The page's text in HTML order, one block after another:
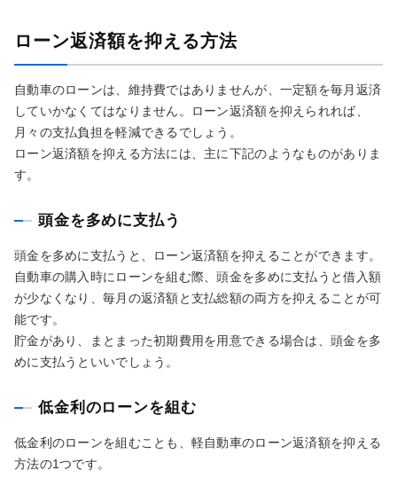
ローン返済額を抑える方法
自動車のローンは、維持費ではありませんが、一定額を毎月返済
していかなくてはなりません。ローン返済額を抑えられれば、
月々の支払負担を軽減できるでしょう。
ローン返済額を抑える方法には、主に下記のようなものがありま
す。
頭金を多めに支払う
頭金を多めに支払うと、ローン返済額を抑えることができます。
自動車の購入時にローンを組む際、頭金を多めに支払うと借入額
が少なくなり、毎月の返済額と支払総額の両方を抑えることが可
能です。
貯金があり、まとまった初期費用を用意できる場合は、頭金を多
めに支払うといいでしょう。
低金利のローンを組む
低金利のローンを組むことも、軽自動車のローン返済額を抑える
方法の1つです。